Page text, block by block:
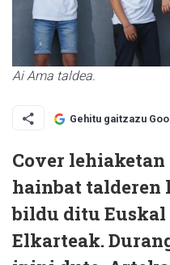
Ai Ama taldea.
Gehitu gaitzazu
Cover
hainbat talderen
bildu ditu
Elkarteak.